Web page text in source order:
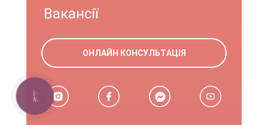
Вакансії
ОНЛАЙН КОНСУЛЬТАЦІЯ
КНОПКА
ЗВ'ЯЗКУ